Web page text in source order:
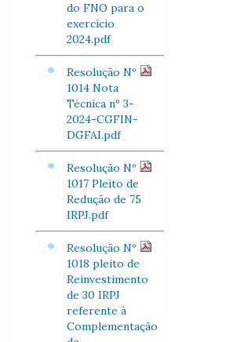
do FNO para o
exercício
2024.pdf
Resolução Nº
1014 Nota
Técnica nº 3-
2024-CGFIN-
DGFAI.pdf
Resolução Nº
1017 Pleito de
Redução de 75
IRPJ.pdf
Resolução Nº
1018 pleito de
Reinvestimento
de 30 IRPJ
referente à
Complementação